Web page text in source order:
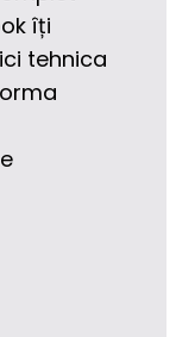
îți
tehnica